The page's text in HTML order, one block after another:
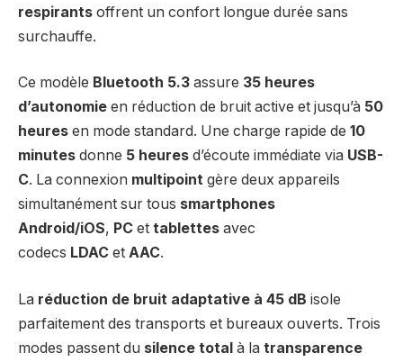
respirants offrent un confort longue durée sans
surchauffe.
Ce modèle Bluetooth 5.3 assure 35 heures
d’autonomie en réduction de bruit active et jusqu’à 50
heures en mode standard. Une charge rapide de 10
minutes donne 5 heures d’écoute immédiate via USB-
C. La connexion multipoint gère deux appareils
simultanément sur tous smartphones
Android/iOS, PC et tablettes avec
codecs LDAC et AAC.
La réduction de bruit adaptative à 45 dB isole
parfaitement des transports et bureaux ouverts. Trois
modes passent du silence total à la transparence